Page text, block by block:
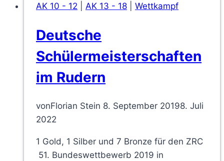
sich
AK 10 - 12 AK 13 - 18 Wettkampf
Deutsche
Schülermeisterschaften
im Rudern
vonFlorian Stein 8. September 20198. Juli
2022
1 Gold, 1 Silber und 7 Bronze für den ZRC
51. Bundeswettbewerb 2019 in